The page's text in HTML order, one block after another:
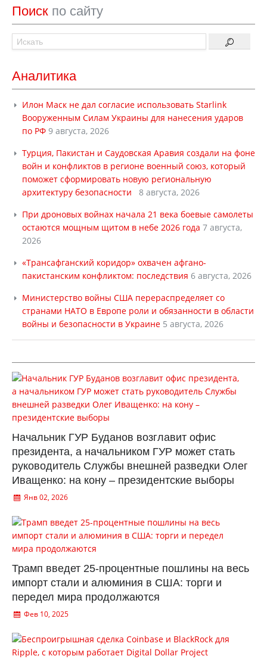
Поиск по сайту
Аналитика
Илон Маск не дал согласие использовать Starlink
Вооруженным Силам Украины для нанесения ударов
по РФ 9 августа, 2026
Турция, Пакистан и Саудовская Аравия создали на фоне
войн и конфликтов в регионе военный союз, который
поможет сформировать новую региональную
архитектуру безопасности
8 августа, 2026
При дроновых войнах начала 21 века боевые самолеты
остаются мощным щитом в небе 2026 года 7 августа,
2026
«Трансафганский коридор» охвачен афгано-
пакистанским конфликтом: последствия 6 августа, 2026
Министерство войны США перераспределяет со
странами НАТО в Европе роли и обязанности в области
войны и безопасности в Украине 5 августа, 2026
Начальник ГУР Буданов возглавит офис
президента, а начальником ГУР может стать
руководитель Службы внешней разведки Олег
Иващенко: на кону – президентские выборы
Янв 02, 2026
Трамп введет 25-процентные пошлины на весь
импорт стали и алюминия в США: торги и
передел мира продолжаются
Фев 10, 2025